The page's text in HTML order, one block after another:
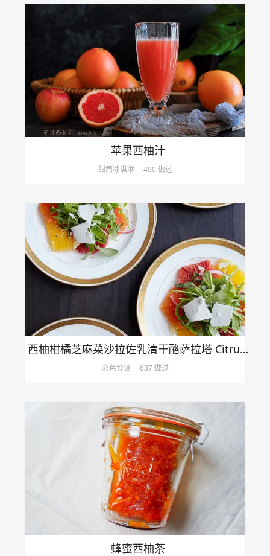
苹果西柚汁
甜筒冰淇淋 490 做过
西柚柑橘芝麻菜沙拉佐乳清干酪萨拉塔 Citrus Salad with Arugula & Ricotta Salata
彩色铃铛 637 做过
蜂蜜西柚茶